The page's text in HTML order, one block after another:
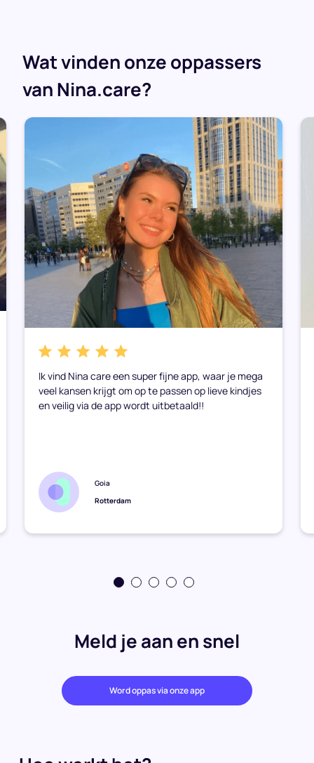
Wat vinden onze oppassers
van Nina.care?
Ik vind Nina care een super fijne app, waar je mega
veel kansen krijgt om op te passen op lieve kindjes
en veilig via de app wordt uitbetaald!!
Goia
Rotterdam
Meld je aan en snel
Word oppas via onze app